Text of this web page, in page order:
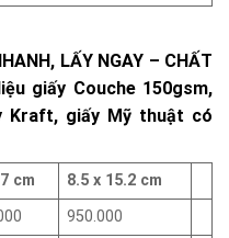
LẤY NGAY – CHẤT
giấy Couche 150gsm,
Kraft, giấy Mỹ thuật có
cm
8.5 x 15.2 cm
950.000